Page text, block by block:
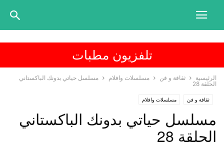
تلفزيون مطبات
الرئيسية ثقافة و فن مسلسلات وافلام
مسلسل حياتي بدونك الباكستاني
الحلقة 28
ثقافة و فن مسلسلات وافلام
مسلسل حياتي بدونك الباكستاني
الحلقة 28